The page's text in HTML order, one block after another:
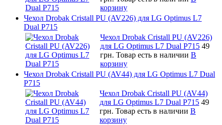
корзину
Чехол Drobak Cristall PU (AV226) для LG Optimus L7
Dual P715
Чехол Drobak Cristall PU (AV226)
для LG Optimus L7 Dual P715 49
грн. Товар есть в наличии В
корзину
Чехол Drobak Cristall PU (AV44) для LG Optimus L7 Dual
P715
Чехол Drobak Cristall PU (AV44)
для LG Optimus L7 Dual P715 49
грн. Товар есть в наличии В
корзину